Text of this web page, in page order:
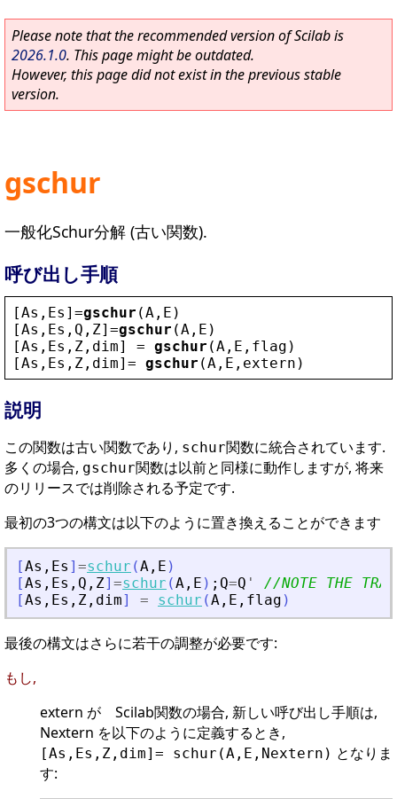
Please note that the recommended version of Scilab is
2026.1.0. This page might be outdated.
However, this page did not exist in the previous stable
version.
gschur
一般化Schur分解 (古い関数).
呼び出し手順
[As , Es ]=gschur (A , E )
[As , Es , Q , Z]=gschur (A , E )
[As , Es , Z , dim] = gschur (A , E , flag )
[As , Es , Z , dim]= gschur (A , E , extern )
説明
この関数は古い関数であり, schur関数に統合されています.
多くの場合, gschur関数は以前と同様に動作しますが, 将来
のリリースでは削除される予定です.
最初の3つの構文は以下のように置き換えることができます
[As , Es ] =schur (A , E )
[As , Es , Q , Z] =schur (A , E ) ; Q=Q '
//NOTE THE
[As , Es , Z , dim] = schur (A , E , flag )
最後の構文はさらに若干の調整が必要です:
もし,
extern が Scilab関数の場合, 新しい呼び出し手順は,
Nextern を以下のように定義するとき,
[As,Es,Z,dim]= schur(A,E,Nextern) となりま
す: